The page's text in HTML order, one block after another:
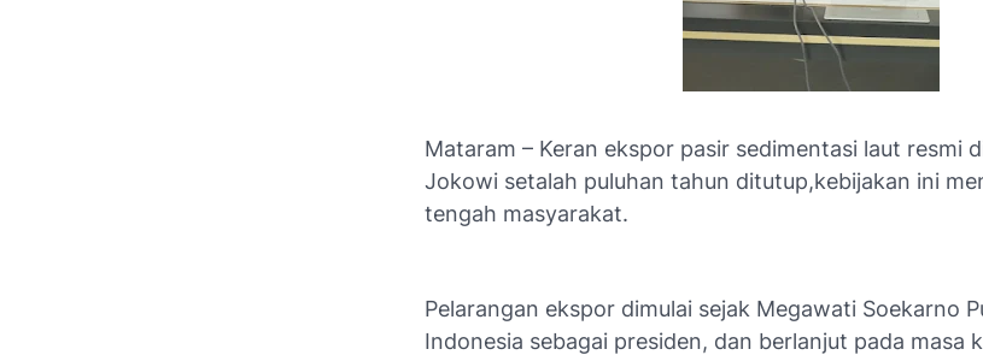
Mataram – Keran ekspor pasir sedimentasi laut resmi
Jokowi setalah puluhan tahun ditutup,kebijakan ini
tengah masyarakat.
Pelarangan ekspor dimulai sejak Megawati Soekarno
Indonesia sebagai presiden, dan berlanjut pada masa